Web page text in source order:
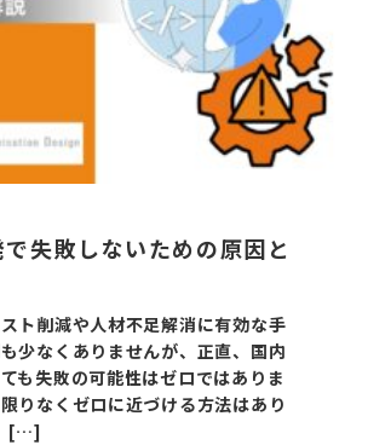
失敗しないための原因と
ト削減や人材不足解消に有効な手
少なくありませんが、正直、国内
も失敗の可能性はゼロではありま
りなくゼロに近づける方法はあり
[…]